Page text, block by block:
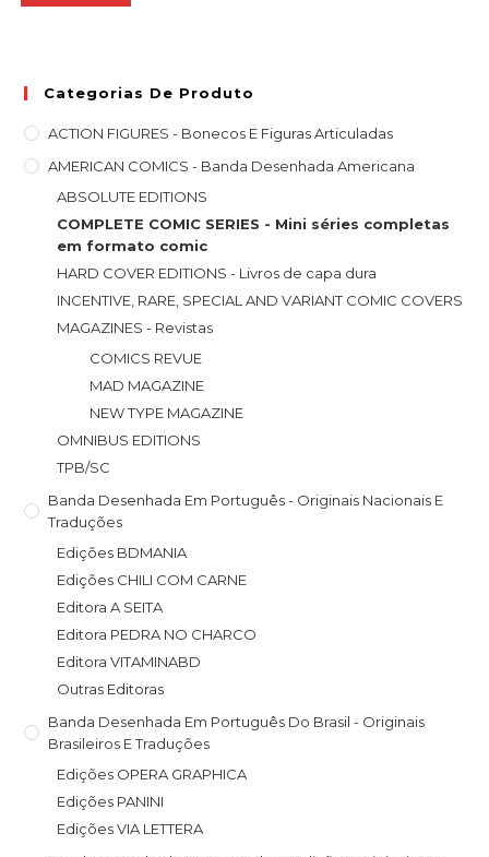
Categorias De Produto
ACTION FIGURES - Bonecos E Figuras Articuladas
AMERICAN COMICS - Banda Desenhada Americana
ABSOLUTE EDITIONS
COMPLETE COMIC SERIES - Mini séries completas
em formato comic
HARD COVER EDITIONS - Livros de capa dura
INCENTIVE, RARE, SPECIAL AND VARIANT COMIC COVERS
MAGAZINES - Revistas
COMICS REVUE
MAD MAGAZINE
NEW TYPE MAGAZINE
OMNIBUS EDITIONS
TPB/SC
Banda Desenhada Em Português - Originais Nacionais E
Traduções
Edições BDMANIA
Edições CHILI COM CARNE
Editora A SEITA
Editora PEDRA NO CHARCO
Editora VITAMINABD
Outras Editoras
Banda Desenhada Em Português Do Brasil - Originais
Brasileiros E Traduções
Edições OPERA GRAPHICA
Edições PANINI
Edições VIA LETTERA